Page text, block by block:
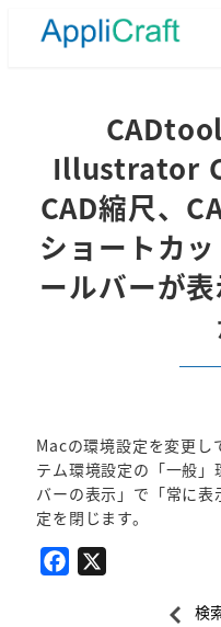
Illustrator
CAD縮尺、
ショートカ
ールバーが
Macの環境設定を変更し
テム環境設定の「一般
バーの表示」で「常に
定を閉じます。
検